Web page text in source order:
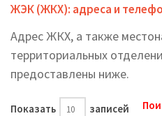
ЖЭК (ЖКХ): адреса и
Адрес ЖКХ, а также
территориальных
предоставлены ниже.
Показать записей